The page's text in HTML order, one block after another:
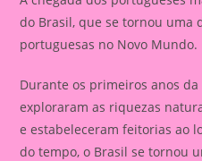
do Brasil, que se tornou uma
portuguesas no Novo Mundo.
Durante os primeiros anos
exploraram as riquezas
e estabeleceram feitorias ao
do tempo, o Brasil se tornou